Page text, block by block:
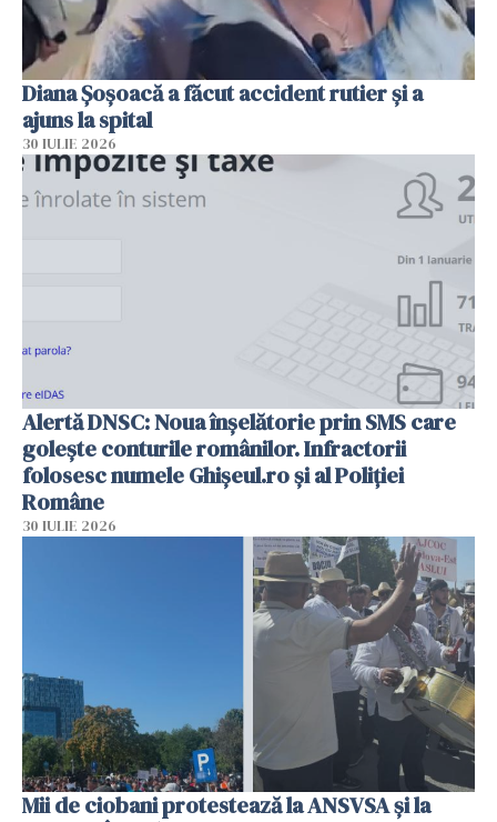
Diana Șoșoacă a făcut accident rutier și a
ajuns la spital
30 IULIE 2026
Alertă DNSC: Noua înșelătorie prin SMS care
golește conturile românilor. Infractorii
folosesc numele Ghișeul.ro și al Poliției
Române
30 IULIE 2026
Mii de ciobani protestează la ANSVSA și la